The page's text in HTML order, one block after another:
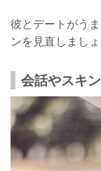
彼とデートがう
ンを見直しましょ
会話やスキ